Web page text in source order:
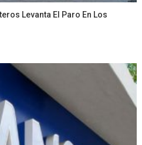
Levanta El Paro En Los